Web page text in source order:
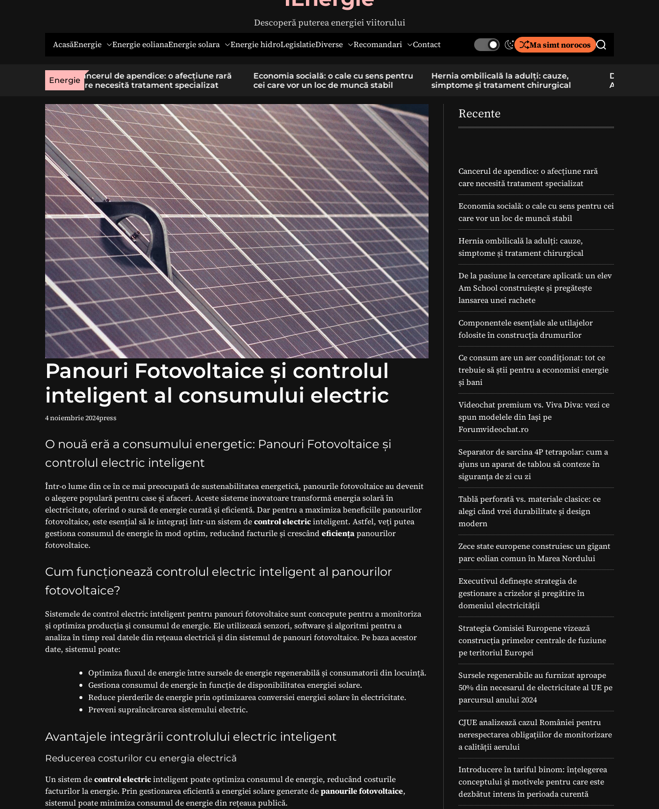
Descoperă puterea energiei viitorului
AcasăEnergie Energie eolianaEnergie solara Energie hidroLegislatieDiverse Recomandari Contact
S
t
c
o
l
o
d
e
Ma simt norocos
S
Energie
afecțiune rară
Economia socială: o cale cu sens pentru
cei care vor un loc de muncă stabil
Hernia ombilicală la adulți: cauze,
simptome și tratament chirurgical
De la pasiune la cercetare aplicată: un elev
Am School construiește și pregătește
Panouri Fotovoltaice și controlul
inteligent al consumului electric
4 noiembrie 2024press
O nouă eră a consumului energetic: Panouri Fotovoltaice și
controlul electric inteligent
Într-o lume din ce în ce mai preocupată de sustenabilitatea energetică, panourile fotovoltaice au devenit
o alegere populară pentru case și afaceri. Aceste sisteme inovatoare transformă energia solară în
electricitate, oferind o sursă de energie curată și eficientă. Dar pentru a maximiza beneficiile panourilor
fotovoltaice, este esențial să le integrați într-un sistem decontrol electricinteligent. Astfel, veți putea
gestiona consumul de energie în mod optim, reducând facturile și crescând eficiențapanourilor
fotovoltaice.
Cum funcționează controlul electric inteligent al panourilor
fotovoltaice?
Sistemele de control electric inteligent pentru panouri fotovoltaice sunt concepute pentru a monitoriza
și optimiza producția și consumul de energie. Ele utilizează senzori, software și algoritmi pentru a
analiza în timp real datele din rețeaua electrică și din sistemul de panouri fotovoltaice. Pe baza acestor
date, sistemul poate:
Optimiza fluxul de energie între sursele de energie regenerabilă și consumatorii din locuință.
Gestiona consumul de energie în funcție de disponibilitatea energiei solare.
Reduce pierderile de energie prin optimizarea conversiei energiei solare în electricitate.
Preveni supraîncărcarea sistemului electric.
Avantajele integrării controlului electric inteligent
Reducerea costurilor cu energia electrică
Un sistem decontrol electricinteligent poate optimiza consumul de energie, reducând costurile
facturilor la energie. Prin gestionarea eficientă a energiei solare generate depanourile fotovoltaice,
sistemul poate minimiza consumul de energie din rețeaua publică.
Recente
Cancerul de apendice: o afecțiune rară
care necesită tratament specializat
Economia socială: o cale cu sens pentru cei
care vor un loc de muncă stabil
Hernia ombilicală la adulți: cauze,
simptome și tratament chirurgical
De la pasiune la cercetare aplicată: un elev
Am School construiește și pregătește
lansarea unei rachete
Componentele esențiale ale utilajelor
folosite în construcția drumurilor
Ce consum are un aer condiționat: tot ce
trebuie să știi pentru a economisi energie
și bani
Videochat premium vs. Viva Diva: vezi ce
spun modelele din Iași pe
Forumvideochat.ro
Separator de sarcina 4P tetrapolar: cum a
ajuns un aparat de tablou să conteze în
siguranța de zi cu zi
Tablă perforată vs. materiale clasice: ce
alegi când vrei durabilitate și design
modern
Zece state europene construiesc un gigant
parc eolian comun în Marea Nordului
Executivul definește strategia de
gestionare a crizelor și pregătire în
domeniul electricității
Strategia Comisiei Europene vizează
construcția primelor centrale de fuziune
pe teritoriul Europei
Sursele regenerabile au furnizat aproape
50% din necesarul de electricitate al UE pe
parcursul anului 2024
CJUE analizează cazul României pentru
nerespectarea obligațiilor de monitorizare
a calității aerului
Introducere în tariful binom: înțelegerea
conceptului și motivele pentru care este
dezbătut intens în perioada curentă